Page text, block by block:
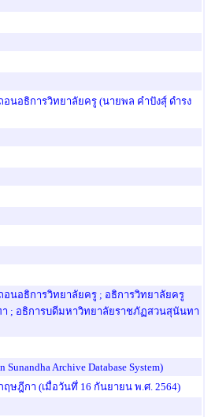
นอธิการวิทยาลัยครู (นายพล คำปังส์ุ ดำรง
อนอธิการวิทยาลัยครู ; อธิการวิทยาลัยครู
; อธิการบดีมหาวิทยาลัยราชภัฏสวนสุนันทา
Archive Database System)
ษฎีกา (เมื่อวันทึ่ 16 กันยายน พ.ศ. 2564)